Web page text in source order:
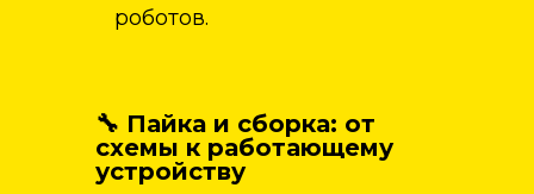
🔧 Пайка и сборка: от
схемы к работающему
устройству
роботов.